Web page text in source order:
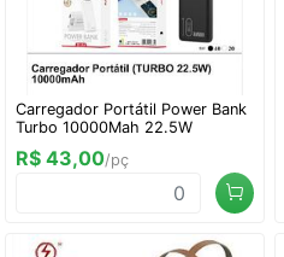
Carregador Portátil Power Bank
Turbo 10000Mah 22.5W
R$ 43,00/pç